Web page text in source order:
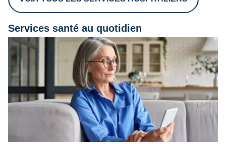
Services santé au quotidien